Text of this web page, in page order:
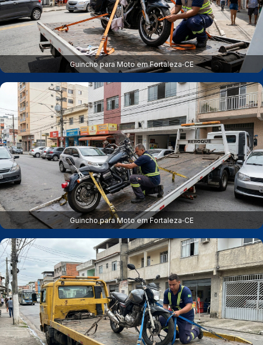
Guincho para Moto em Fortaleza‑CE
Guincho para Moto em Fortaleza‑CE